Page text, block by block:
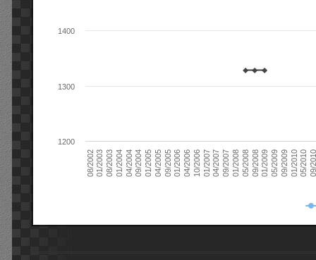
08/200201/200308/200301/200404/200409/200401/200504/200509/200501/200604/200610/200601/200704/200709/200701/200805/200809/200801/200905/200909/200901/201005/201009/
1200
1300
1400